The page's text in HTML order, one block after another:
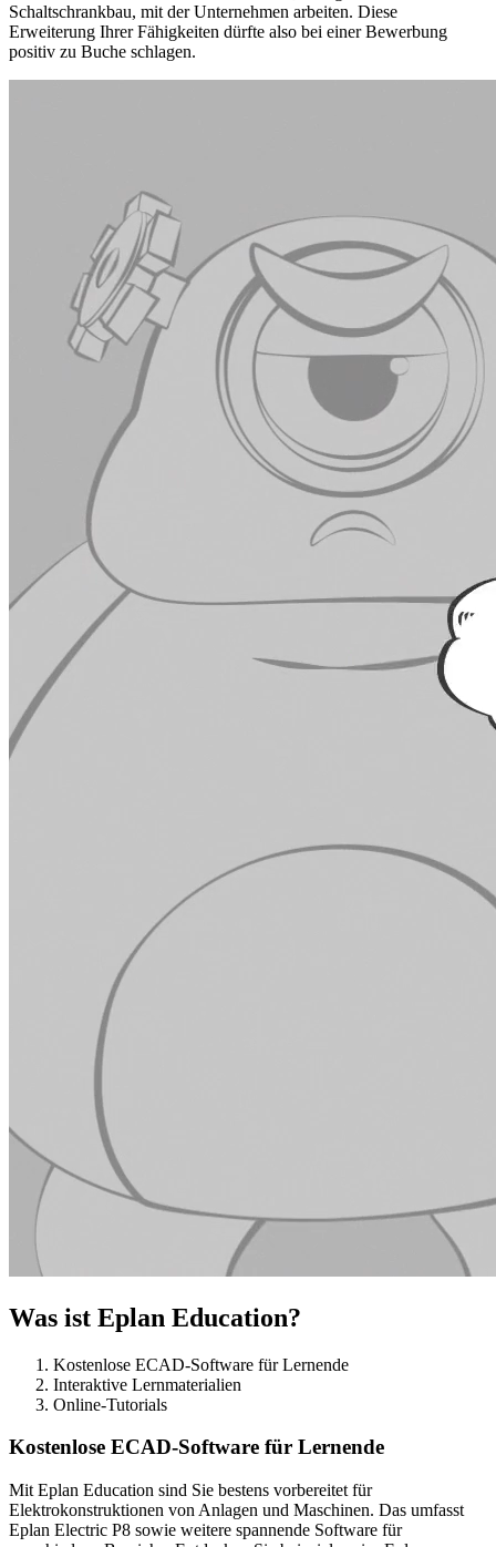
Schaltschrankbau, mit der Unternehmen arbeiten. Diese
Erweiterung Ihrer Fähigkeiten dürfte also bei einer Bewerbung
positiv zu Buche schlagen.
Was ist Eplan Education?
Kostenlose ECAD-Software für Lernende
Interaktive Lernmaterialien
Online-Tutorials
Kostenlose ECAD-Software für Lernende
Mit Eplan Education sind Sie bestens vorbereitet für
Elektrokonstruktionen von Anlagen und Maschinen. Das umfasst
Eplan Electric P8 sowie weitere spannende Software für